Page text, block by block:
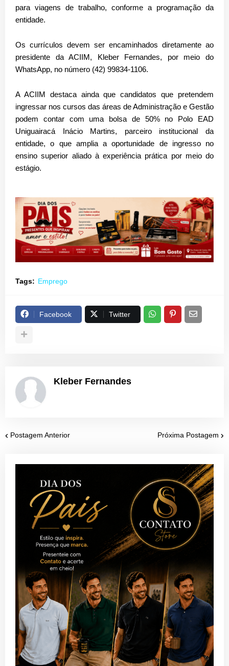
para viagens de trabalho, conforme a programação da
entidade.
Os currículos devem ser encaminhados diretamente ao
presidente da ACIIM, Kleber Fernandes, por meio do
WhatsApp, no número (42) 99834-1106.
A ACIIM destaca ainda que candidatos que pretendem
ingressar nos cursos das áreas de Administração e Gestão
podem contar com uma bolsa de 50%no Polo EAD
Uniguairacá Inácio Martins, parceiro institucional da
entidade, o que amplia a oportunidade de ingresso no
ensino superior aliado à experiência prática por meio do
estágio.
Tags: Emprego
Facebook Twitter
Kleber Fernandes
Postagem Anterior Próxima Postagem